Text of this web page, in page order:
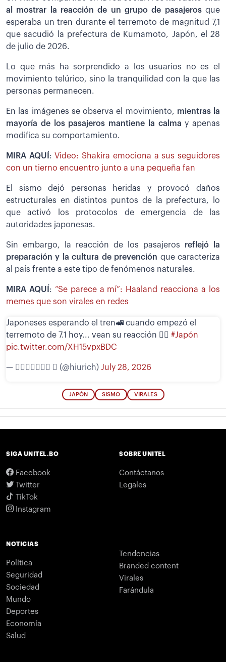
al mostrar la reacción de un grupo de pasajerosque
esperaba un tren durante el terremoto de magnitud 7,1
que sacudió la prefectura de Kumamoto, Japón, el 28
de julio de 2026.
Lo que más ha sorprendido a los usuarios no es el
movimiento telúrico, sino la tranquilidad con la que las
personas permanecen.
En las imágenes se observa el movimiento, mientras la
mayoría de los pasajeros mantiene la calma y apenas
modifica su comportamiento.
MIRA AQUÍ : Video: Shakira emociona a sus seguidores
con un tierno encuentro junto a una pequeña fan
El sismo dejó personas heridas y provocó daños
estructurales en distintos puntos de la prefectura, lo
que activó los protocolos de emergencia de las
autoridades japonesas.
Sin embargo, la reacción de los pasajeros reflejó la
preparación y la cultura de prevención que caracteriza
al país frente a este tipo de fenómenos naturales.
MIRA AQUÍ : “Se parece a mí”: Haaland reacciona a los
memes que son virales en redes
Japoneses esperando el tren🚅 cuando empezó el
terremoto de 7.1 hoy... vean su reacción 🧘‍♀️ #Japón
pic.twitter.com/XH15vpxBDC
— 𝖧𝗂𝗎𝗋𝗂𝖼𝗁  (@hiurich) July 28, 2026
JAPÓN SISMO VIRALES
SIGA UNITEL.BO
Facebook
Twitter
TikTok
Instagram
SOBRE UNITEL
Contáctanos
Legales
NOTICIAS
Política
Seguridad
Sociedad
Mundo
Deportes
Economía
Salud
Tendencias
Branded content
Virales
Farándula